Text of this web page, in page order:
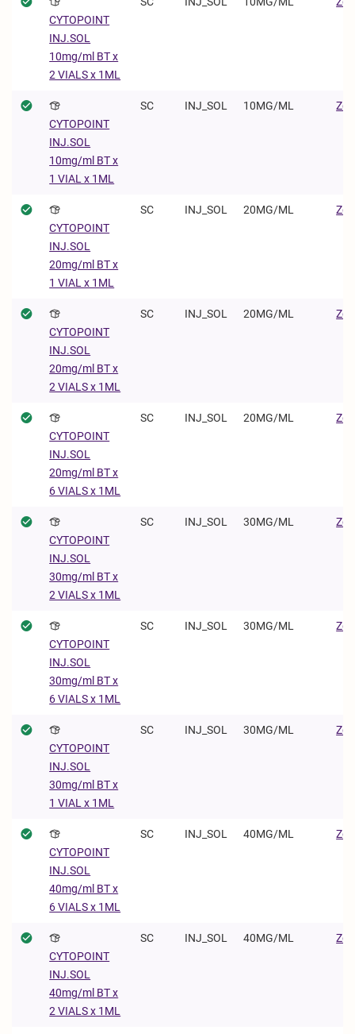
CYTOPOINT
INJ.SOL
10mg/ml BT x
2 VIALS x 1ML
CYTOPOINT
INJ.SOL
10mg/ml BT x
1 VIAL x 1ML
SC INJ_SOL 10MG/ML
CYTOPOINT
INJ.SOL
20mg/ml BT x
1 VIAL x 1ML
SC INJ_SOL 20MG/ML
CYTOPOINT
INJ.SOL
20mg/ml BT x
2 VIALS x 1ML
SC INJ_SOL 20MG/ML
CYTOPOINT
INJ.SOL
20mg/ml BT x
6 VIALS x 1ML
SC INJ_SOL 20MG/ML
CYTOPOINT
INJ.SOL
30mg/ml BT x
2 VIALS x 1ML
SC INJ_SOL 30MG/ML
CYTOPOINT
INJ.SOL
30mg/ml BT x
6 VIALS x 1ML
SC INJ_SOL 30MG/ML
CYTOPOINT
INJ.SOL
30mg/ml BT x
1 VIAL x 1ML
SC INJ_SOL 30MG/ML
CYTOPOINT
INJ.SOL
40mg/ml BT x
6 VIALS x 1ML
SC INJ_SOL 40MG/ML
CYTOPOINT
INJ.SOL
40mg/ml BT x
2 VIALS x 1ML
SC INJ_SOL 40MG/ML